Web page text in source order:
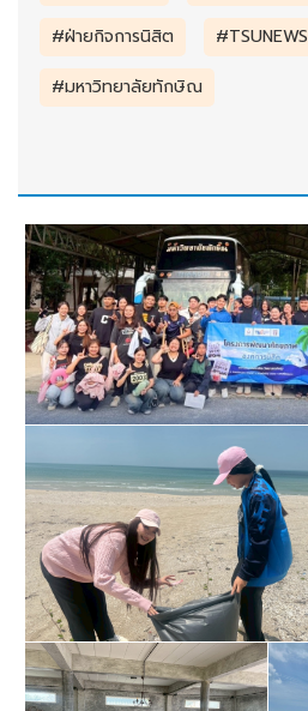
#ฝ่ายกิจการนิสิต
#TSUNEWS
#มหาวิทยาลัยทักษิณ